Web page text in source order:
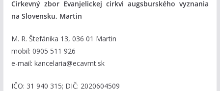
Cirkevný zbor Evanjelickej cirkvi augsburského vyznania
na Slovensku, Martin
M. R. Štefánika 13, 036 01 Martin
mobil: 0905 511 926
e-mail: kancelaria@ecavmt.sk
IČO: 31 940 315; DIČ: 2020604509